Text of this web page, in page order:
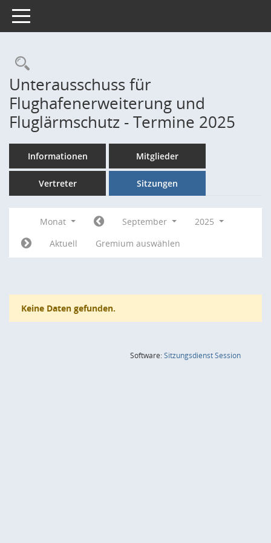
Toggle navigation
Rechercheauswahl
Unterausschuss für
Flughafenerweiterung und
Fluglärmschutz - Termine 2025
Informationen Mitglieder
Vertreter Sitzungen
Monat September
2025
Aktuell
Gremium auswählen
Keine Daten gefunden.
Software:SitzungsdienstSession(Wird in